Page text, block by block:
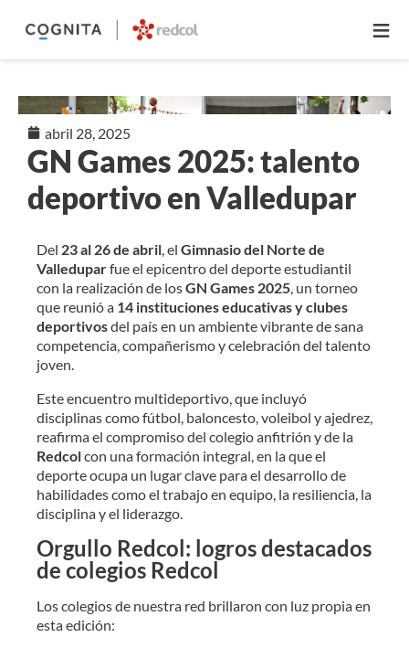
≡
abril 28, 2025
GN Games 2025: talento
deportivo en Valledupar
Del 23 al 26 de abril, el Gimnasio del Norte de
Valleduparfue el epicentro del deporte estudiantil
con la realización de losGN Games 2025, un torneo
que reunió a 14 instituciones educativas y clubes
deportivosdel país en un ambiente vibrante de sana
competencia, compañerismo y celebración del talento
joven.
Este encuentro multideportivo, que incluyó
disciplinas como fútbol, baloncesto, voleibol y ajedrez,
reafirma el compromiso del colegio anfitrión y de la
Redcolcon una formación integral, en la que el
deporte ocupa un lugar clave para el desarrollo de
habilidades como el trabajo en equipo, la resiliencia, la
disciplina y el liderazgo.
Orgullo Redcol: logros destacados
de colegios Redcol
Los colegios de nuestra red brillaron con luz propia en
esta edición: